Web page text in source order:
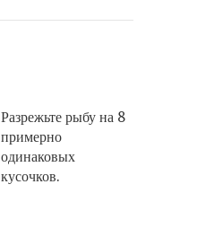
Разрежьте рыбу на 8
примерно
одинаковых
кусочков.